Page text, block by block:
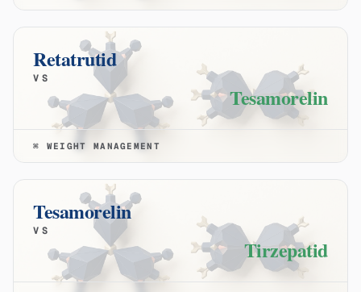
Retatrutid
VS
Tesamorelin
⌘ WEIGHT MANAGEMENT
Tesamorelin
VS
Tirzepatid